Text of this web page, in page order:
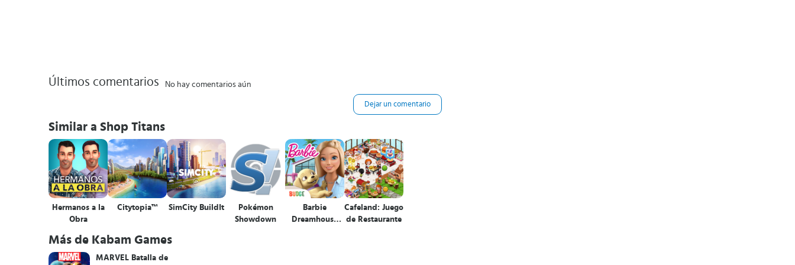
Últimos comentarios No hay comentarios aún
Dejar un comentario
Similar a Shop Titans
Hermanos a la
Obra
Citytopia™ SimCity BuildIt
Pokémon
Showdown
Barbie
Dreamhouse
Cafeland: Juego
de Restaurante
Más de Kabam Games
MARVEL Batalla de